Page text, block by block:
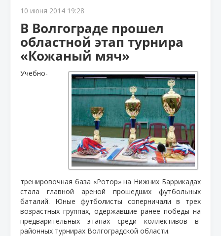
10 июня 2014 19:28
В Волгограде прошел
областной этап турнира
«Кожаный мяч»
Учебно-
тренировочная база «Ротор» на Нижних Баррикадах
стала главной ареной прошедших футбольных
баталий. Юные футболисты соперничали в трех
возрастных группах, одержавшие ранее победы на
предварительных этапах среди коллективов в
районных турнирах Волгоградской области.